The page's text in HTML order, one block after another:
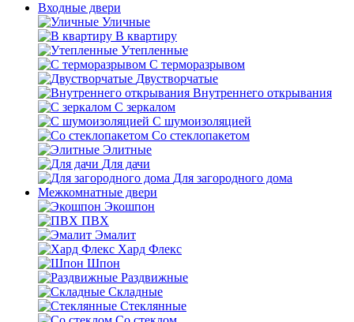
Входные двери
Уличные
В квартиру
Утепленные
С терморазрывом
Двустворчатые
Внутреннего открывания
С зеркалом
С шумоизоляцией
Со стеклопакетом
Элитные
Для дачи
Для загородного дома
Межкомнатные двери
Экошпон
ПВХ
Эмалит
Хард Флекс
Шпон
Раздвижные
Складные
Стеклянные